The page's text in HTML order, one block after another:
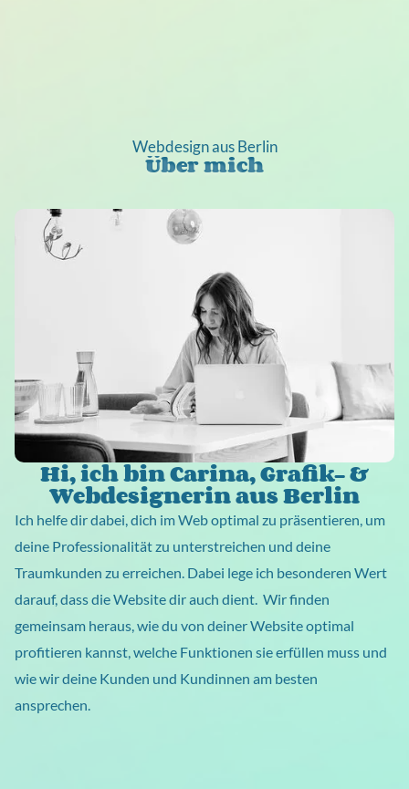
Webdesign aus Berlin
Über mich
Hi, ich bin Carina, Grafik- &
Webdesignerin aus Berlin
Ich helfe dir dabei, dich im Web optimal zu präsentieren, um
deine Professionalität zu unterstreichen und deine
Traumkunden zu erreichen. Dabei lege ich besonderen Wert
darauf, dass die Website dir auch dient. Wir finden
gemeinsam heraus, wie du von deiner Website optimal
profitieren kannst, welche Funktionen sie erfüllen muss und
wie wir deine Kunden und Kundinnen am besten
ansprechen.